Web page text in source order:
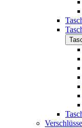
Verschlüsse